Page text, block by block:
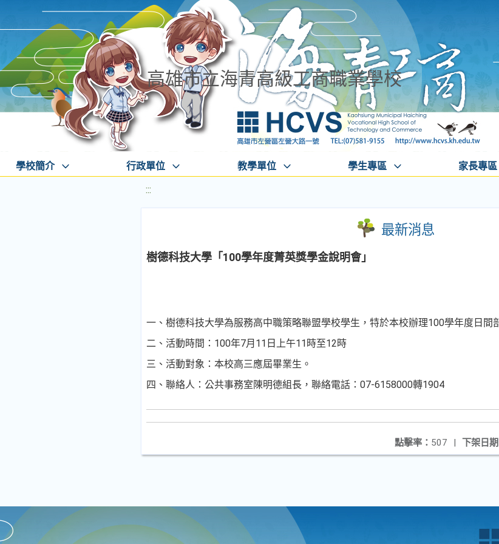
高雄市立海青高級工商職業學校
學校簡介 行政單位 教學單位 學生專區 家長專區
:::
最新消息
樹德科技大學「100學年度菁英獎學金說明會」
一、樹德科技大學為服務高中職策略聯盟學校學生，特於本校辦理100學年度日間
二、活動時間：100年7月11日上午11時至12時
三、活動對象：本校高三應屆畢業生。
四、聯絡人：公共事務室陳明德組長，聯絡電話：07-6158000轉1904
下架日期
點擊率： 507 |